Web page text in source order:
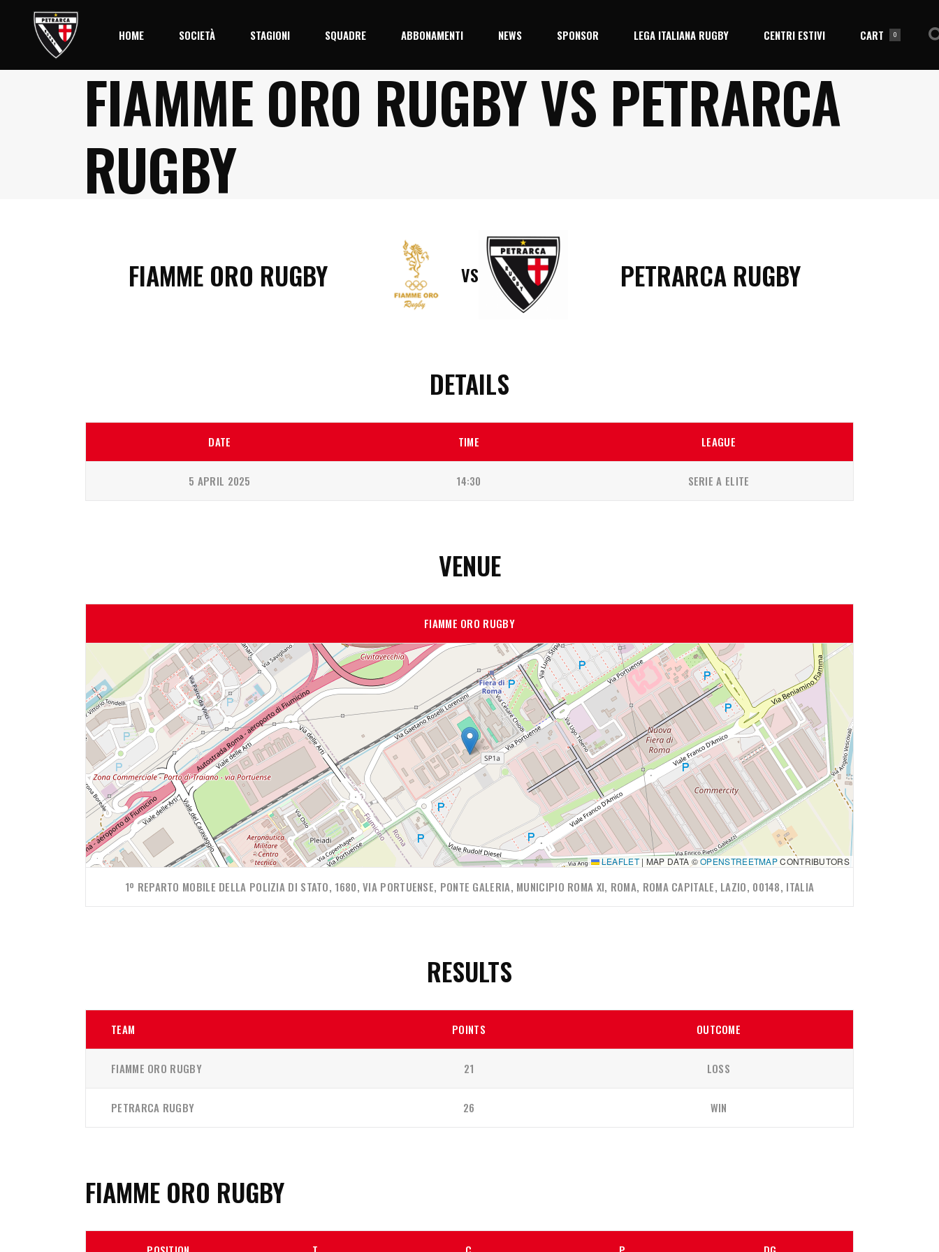
HOME SOCIETÀ
Storia
Palmares
Organigramma
STAGIONI
Stagione 25/26
SQUADRE
Prima Squadra
ABBONAMENTI NEWS SPONSOR LEGA ITALIANA RUGBY CENTRI ESTIVI CART 0
No products in the cart.
FIAMME ORO RUGBY VS PETRARCA
RUGBY
FIAMME ORO RUGBY VS PETRARCA RUGBY
DETAILS
DATE TIME LEAGUE
5 APRIL 2025 14:30 SERIE A ELITE
VENUE
FIAMME ORO RUGBY
LEAFLET | MAP DATA ©OPENSTREETMAPCONTRIBUTORS
1º REPARTO MOBILE DELLA POLIZIA DI STATO, 1680, VIA PORTUENSE, PONTE GALERIA, MUNICIPIO ROMA XI, ROMA, ROMA CAPITALE, LAZIO, 00148, ITALIA
RESULTS
TEAM POINTS OUTCOME
FIAMME ORO RUGBY 21 LOSS
PETRARCA RUGBY 26 WIN
FIAMME ORO RUGBY